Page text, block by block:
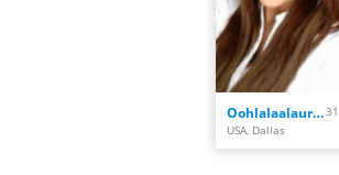
Oohlalaalauren31
USA, Dallas